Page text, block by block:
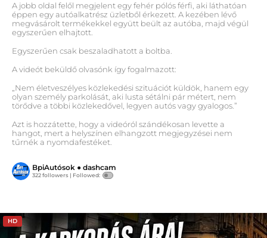
BpiAutósok ● dashcam
322 followers | Followed:
A jobb oldal felől megjelent egy fehér pólós férfi, aki láthatóan
éppen egy autóalkatrész üzletből érkezett. A kezében lévő
megvásárolt termékekkel együtt beült az autóba, majd végül
egyszerűen elhajtott.
Egyszerűen csak beszaladhatott a boltba.
A videót beküldő olvasónk így fogalmazott:
„Nem életveszélyes közlekedési szituációt küldök, hanem egy
olyan személy parkolását, aki lusta sétálni pár métert, nem
törődve a többi közlekedővel, legyen autós vagy gyalogos.”
Azt is hozzátette, hogy a videóról szándékosan levette a
hangot, mert a helyszínen elhangzott megjegyzései nem
tűrnék a nyomdafestéket.
HD